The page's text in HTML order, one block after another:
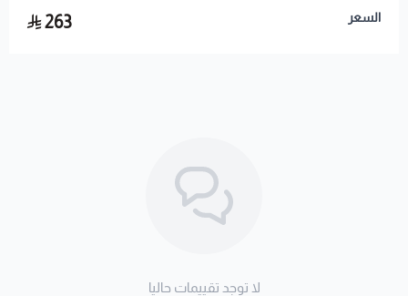
السعر 263
لا توجد تقييمات حاليا